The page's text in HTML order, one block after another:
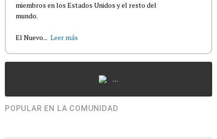
miembros en los Estados Unidos y el resto del
mundo.
El Nuevo... Leer más
...
POPULAR EN LA COMUNIDAD